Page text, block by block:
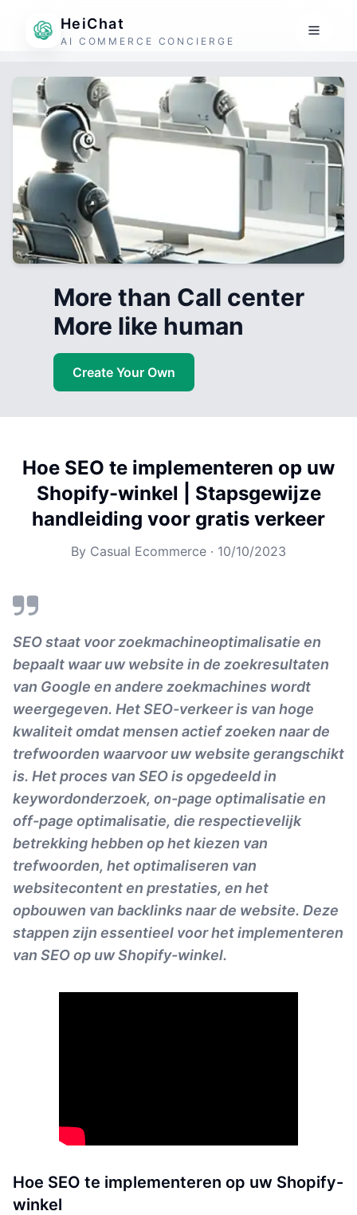
HeiChat
AI COMMERCE CONCIERGE
More than Call center
More like human
Create Your Own
Hoe SEO te implementeren op uw
Shopify-winkel | Stapsgewijze
handleiding voor gratis verkeer
By Casual Ecommerce · 10/10/2023
SEO staat voor zoekmachineoptimalisatie en
bepaalt waar uw website in de zoekresultaten
van Google en andere zoekmachines wordt
weergegeven. Het SEO-verkeer is van hoge
kwaliteit omdat mensen actief zoeken naar de
trefwoorden waarvoor uw website gerangschikt
is. Het proces van SEO is opgedeeld in
keywordonderzoek, on-page optimalisatie en
off-page optimalisatie, die respectievelijk
betrekking hebben op het kiezen van
trefwoorden, het optimaliseren van
websitecontent en prestaties, en het
opbouwen van backlinks naar de website. Deze
stappen zijn essentieel voor het implementeren
van SEO op uw Shopify-winkel.
Hoe SEO te implementeren op uw Shopify-
winkel